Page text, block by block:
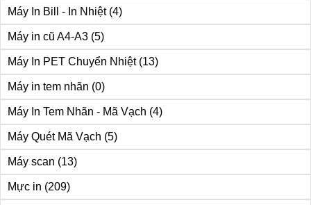
Máy In Bill - In Nhiệt (4)
Máy in cũ A4-A3 (5)
Máy In PET Chuyển Nhiệt (13)
Máy in tem nhãn (0)
Máy In Tem Nhãn - Mã Vạch (4)
Máy Quét Mã Vạch (5)
Máy scan (13)
Mực in (209)